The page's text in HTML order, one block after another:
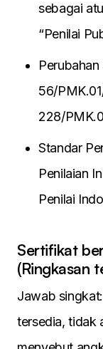
sebagai
“Penilai
56/
228/
Standar
Penilaian
Penilai
Sertifikat
(Ringkasan
Jawab
tersedia, tidak